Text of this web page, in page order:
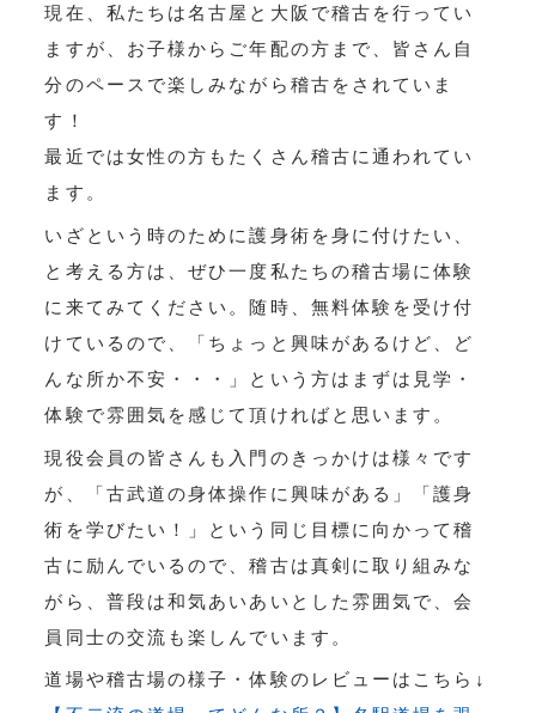
現在、私たちは名古屋と大阪で稽古を行ってい
ますが、お子様からご年配の方まで、皆さん自
分のペースで楽しみながら稽古をされていま
す！
最近では女性の方もたくさん稽古に通われてい
ます。
いざという時のために護身術を身に付けたい、
と考える方は、ぜひ一度私たちの稽古場に体験
に来てみてください。随時、無料体験を受け付
けているので、「ちょっと興味があるけど、ど
んな所か不安・・・」という方はまずは見学・
体験で雰囲気を感じて頂ければと思います。
現役会員の皆さんも入門のきっかけは様々です
が、「古武道の身体操作に興味がある」「護身
術を学びたい！」という同じ目標に向かって稽
古に励んでいるので、稽古は真剣に取り組みな
がら、普段は和気あいあいとした雰囲気で、会
員同士の交流も楽しんでいます。
道場や稽古場の様子・体験のレビューはこちら↓